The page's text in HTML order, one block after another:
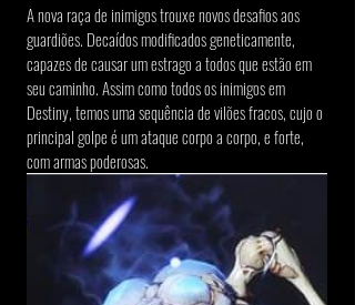
A nova raça de inimigos trouxe novos desafios aos
guardiões. Decaídos modificados geneticamente,
capazes de causar um estrago a todos que estão em
seu caminho. Assim como todos os inimigos em
Destiny, temos uma sequência de vilões fracos, cujo o
principal golpe é um ataque corpo a corpo, e forte,
com armas poderosas.